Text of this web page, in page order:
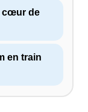
cœur de
en train